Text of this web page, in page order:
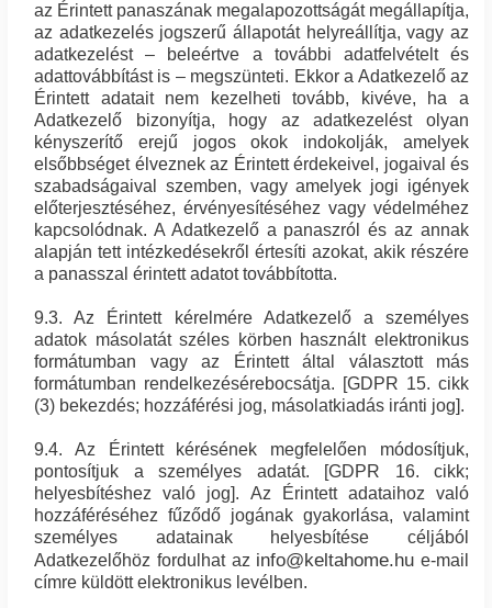
az Érintett panaszának megalapozottságát megállapítja,
az adatkezelés jogszerű állapotát helyreállítja, vagy az
adatkezelést – beleértve a további adatfelvételt és
adattovábbítást is – megszünteti. Ekkor a Adatkezelő az
Érintett adatait nem kezelheti tovább, kivéve, ha a
Adatkezelő bizonyítja, hogy az adatkezelést olyan
kényszerítő erejű jogos okok indokolják, amelyek
elsőbbséget élveznek az Érintett érdekeivel, jogaival és
szabadságaival szemben, vagy amelyek jogi igények
előterjesztéséhez, érvényesítéséhez vagy védelméhez
kapcsolódnak. A Adatkezelő a panaszról és az annak
alapján tett intézkedésekről értesíti azokat, akik részére
a panasszal érintett adatot továbbította.
9.3. Az Érintett kérelmére Adatkezelő a személyes
adatok másolatát széles körben használt elektronikus
formátumban vagy az Érintett által választott más
formátumban rendelkezésérebocsátja. [GDPR 15. cikk
(3) bekezdés; hozzáférési jog, másolatkiadás iránti jog].
9.4. Az Érintett kérésének megfelelően módosítjuk,
pontosítjuk a személyes adatát. [GDPR 16. cikk;
helyesbítéshez való jog]. Az Érintett adataihoz való
hozzáféréséhez fűződő jogának gyakorlása, valamint
személyes adatainak helyesbítése céljából
Adatkezelőhöz fordulhat az info@keltahome.hu e-mail
címre küldött elektronikus levélben.